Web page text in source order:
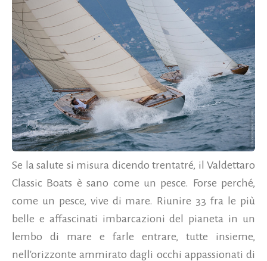
Se la salute si misura dicendo trentatré, il Valdettaro
Classic Boats è sano come un pesce. Forse perché,
come un pesce, vive di mare. Riunire 33 fra le più
belle e affascinati imbarcazioni del pianeta in un
lembo di mare e farle entrare, tutte insieme,
nell'orizzonte ammirato dagli occhi appassionati di